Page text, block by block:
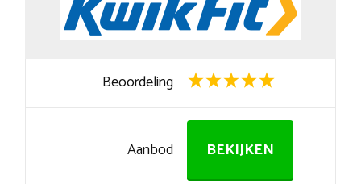
Beoordeling
Aanbod BEKIJKEN